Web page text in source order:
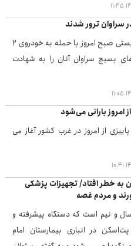
عوامل تروریستی صبح امروز با حمله به خودروی ۲
بسیج سراوان آنان را به شهادت
امروز بارانی می‌شود
از امروز در غرب کشور آغاز می
به خطر افتاد/ تجهیزات پزشکی
و مردم غصه
و نیم است که دستگاه پیشرفته و
در انباری بیمارستان امام